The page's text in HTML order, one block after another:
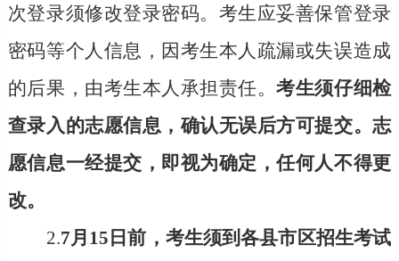
次登录须修改登录密码。考生应妥善保管登录
密码等个人信息，因考生本人疏漏或失误造成
的后果，由考生本人承担责任。考生须仔细检
查录入的志愿信息，确认无误后方可提交。志
愿信息一经提交，即视为确定，任何人不得更
改。
2.7月15日前，考生须到各县市区招生考试